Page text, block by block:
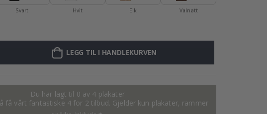
Svart Hvit Eik Valnøtt
LEGG TIL I HANDLEKURVEN
Du har lagt til 0 av 4 plakater
få vårt fantastiske 4 for 2 tilbud. Gjelder kun plakater, rammer